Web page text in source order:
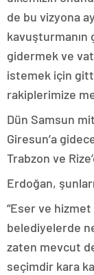
de bu vizyona
kavuşturmanın
gidermek ve
istemek için
rakiplerimize
Dün Samsun
Giresun’a
Trabzon ve
Erdoğan,
“Eser ve
belediyelerde
zaten mevcut
seçimdir kara